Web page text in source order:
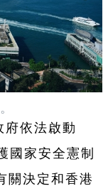
府依法啟動
國家安全憲制
關決定和香港